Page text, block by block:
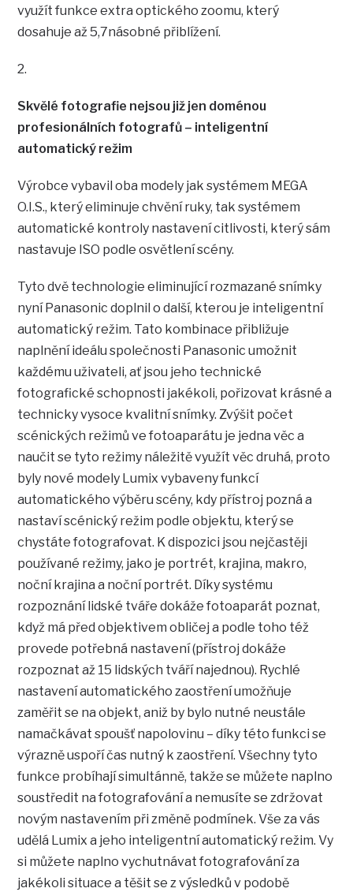
využít funkce extra optického zoomu, který
dosahuje až 5,7násobné přiblížení.
2.
Skvělé fotografie nejsou již jen doménou
profesionálních fotografů – inteligentní
automatický režim
Výrobce vybavil oba modely jak systémem MEGA
O.I.S., který eliminuje chvění ruky, tak systémem
automatické kontroly nastavení citlivosti, který sám
nastavuje ISO podle osvětlení scény.
Tyto dvě technologie eliminující rozmazané snímky
nyní Panasonic doplnil o další, kterou je inteligentní
automatický režim. Tato kombinace přibližuje
naplnění ideálu společnosti Panasonic umožnit
každému uživateli, ať jsou jeho technické
fotografické schopnosti jakékoli, pořizovat krásné a
technicky vysoce kvalitní snímky. Zvýšit počet
scénických režimů ve fotoaparátu je jedna věc a
naučit se tyto režimy náležitě využít věc druhá, proto
byly nové modely Lumix vybaveny funkcí
automatického výběru scény, kdy přístroj pozná a
nastaví scénický režim podle objektu, který se
chystáte fotografovat. K dispozici jsou nejčastěji
používané režimy, jako je portrét, krajina, makro,
noční krajina a noční portrét. Díky systému
rozpoznání lidské tváře dokáže fotoaparát poznat,
když má před objektivem obličej a podle toho též
provede potřebná nastavení (přístroj dokáže
rozpoznat až 15 lidských tváří najednou). Rychlé
nastavení automatického zaostření umožňuje
zaměřit se na objekt, aniž by bylo nutné neustále
namačkávat spoušť napolovinu – díky této funkci se
výrazně uspoří čas nutný k zaostření. Všechny tyto
funkce probíhají simultánně, takže se můžete naplno
soustředit na fotografování a nemusíte se zdržovat
novým nastavením při změně podmínek. Vše za vás
udělá Lumix a jeho inteligentní automatický režim. Vy
si můžete naplno vychutnávat fotografování za
jakékoli situace a těšit se z výsledků v podobě